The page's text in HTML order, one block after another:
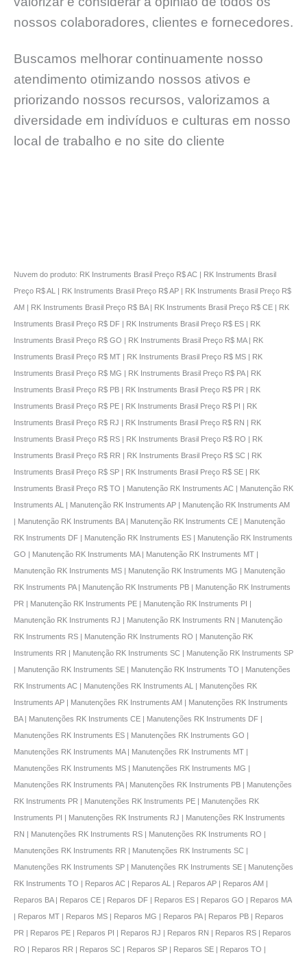
nossos colaboradores, clientes e fornecedores.
Buscamos melhorar continuamente nosso
atendimento otimizando nossos ativos e
priorizando nossos recursos, valorizamos a
diversidade em indivíduos e culturas em nosso
local de trabalho e no site do cliente
Nuvem do produto: RK Instruments Brasil Preço R$ AC | RK Instruments Brasil
Preço R$ AL | RK Instruments Brasil Preço R$ AP | RK Instruments Brasil Preço R$
AM | RK Instruments Brasil Preço R$ BA | RK Instruments Brasil Preço R$ CE | RK
Instruments Brasil Preço R$ DF | RK Instruments Brasil Preço R$ ES | RK
Instruments Brasil Preço R$ GO | RK Instruments Brasil Preço R$ MA | RK
Instruments Brasil Preço R$ MT | RK Instruments Brasil Preço R$ MS | RK
Instruments Brasil Preço R$ MG | RK Instruments Brasil Preço R$ PA | RK
Instruments Brasil Preço R$ PB | RK Instruments Brasil Preço R$ PR | RK
Instruments Brasil Preço R$ PE | RK Instruments Brasil Preço R$ PI | RK
Instruments Brasil Preço R$ RJ | RK Instruments Brasil Preço R$ RN | RK
Instruments Brasil Preço R$ RS | RK Instruments Brasil Preço R$ RO | RK
Instruments Brasil Preço R$ RR | RK Instruments Brasil Preço R$ SC | RK
Instruments Brasil Preço R$ SP | RK Instruments Brasil Preço R$ SE | RK
Instruments Brasil Preço R$ TO | Manutenção RK Instruments AC | Manutenção RK
Instruments AL | Manutenção RK Instruments AP | Manutenção RK Instruments AM
| Manutenção RK Instruments BA | Manutenção RK Instruments CE | Manutenção
RK Instruments DF | Manutenção RK Instruments ES | Manutenção RK Instruments
GO | Manutenção RK Instruments MA | Manutenção RK Instruments MT |
Manutenção RK Instruments MS | Manutenção RK Instruments MG | Manutenção
RK Instruments PA | Manutenção RK Instruments PB | Manutenção RK Instruments
PR | Manutenção RK Instruments PE | Manutenção RK Instruments PI |
Manutenção RK Instruments RJ | Manutenção RK Instruments RN | Manutenção
RK Instruments RS | Manutenção RK Instruments RO | Manutenção RK
Instruments RR | Manutenção RK Instruments SC | Manutenção RK Instruments SP
| Manutenção RK Instruments SE | Manutenção RK Instruments TO | Manutenções
RK Instruments AC | Manutenções RK Instruments AL | Manutenções RK
Instruments AP | Manutenções RK Instruments AM | Manutenções RK Instruments
BA | Manutenções RK Instruments CE | Manutenções RK Instruments DF |
Manutenções RK Instruments ES | Manutenções RK Instruments GO |
Manutenções RK Instruments MA | Manutenções RK Instruments MT |
Manutenções RK Instruments MS | Manutenções RK Instruments MG |
Manutenções RK Instruments PA | Manutenções RK Instruments PB | Manutenções
RK Instruments PR | Manutenções RK Instruments PE | Manutenções RK
Instruments PI | Manutenções RK Instruments RJ | Manutenções RK Instruments
RN | Manutenções RK Instruments RS | Manutenções RK Instruments RO |
Manutenções RK Instruments RR | Manutenções RK Instruments SC |
Manutenções RK Instruments SP | Manutenções RK Instruments SE | Manutenções
RK Instruments TO | Reparos AC | Reparos AL | Reparos AP | Reparos AM |
Reparos BA | Reparos CE | Reparos DF | Reparos ES | Reparos GO | Reparos MA
| Reparos MT | Reparos MS | Reparos MG | Reparos PA | Reparos PB | Reparos
PR | Reparos PE | Reparos PI | Reparos RJ | Reparos RN | Reparos RS | Reparos
RO | Reparos RR | Reparos SC | Reparos SP | Reparos SE | Reparos TO |